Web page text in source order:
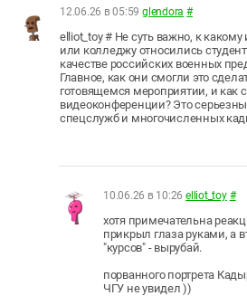
12.06.26 в 05:59 glendora #
elliot_toy # Не суть важно, к
или колледжу относились
качестве российских военных
Главное, как они смогли это
готовящемся мероприятии, и как
видеоконференции? Это
спецслужб и многочисленных
10.06.26 в 10:26 elliot_toy #
хотя примечательна
прикрыл глаза руками, а
"курсов" - вырубай.
порванного портрета
ЧГУ не увидел ))